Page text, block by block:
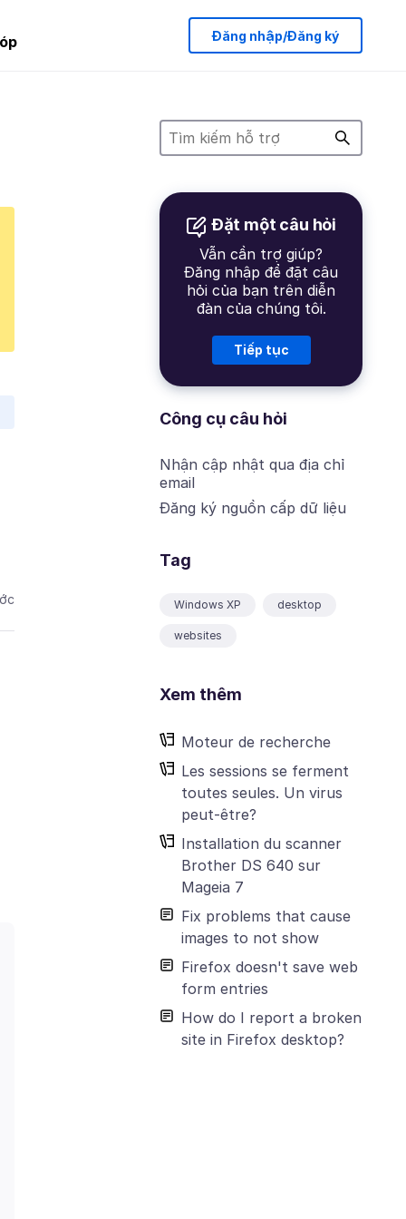
Đăng nhập/Đăng ký
Đặt một câu hỏi
Vẫn cần trợ giúp?
Đăng nhập để đặt câu
hỏi của bạn trên diễn
đàn của chúng tôi.
Tiếp tục
Công cụ câu hỏi
Nhận cập nhật qua địa chỉ
email
Đăng ký nguồn cấp dữ liệu
Tag
Windows XP desktop
websites
Xem thêm
Moteur de recherche
Les sessions se ferment
toutes seules. Un virus
peut-être?
Installation du scanner
Brother DS 640 sur
Mageia 7
Fix problems that cause
images to not show
Firefox doesn't save web
form entries
How do I report a broken
site in Firefox desktop?